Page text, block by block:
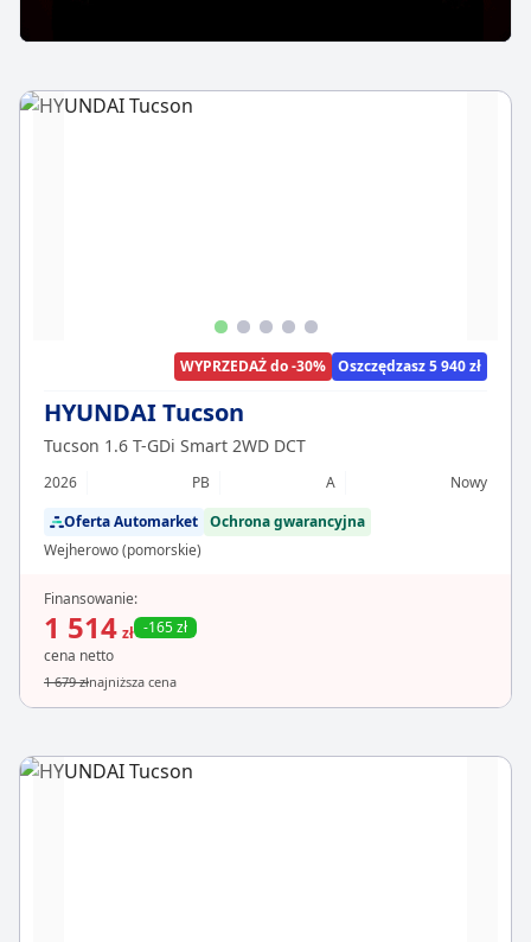
WYPRZEDAŻ do -30% Oszczędzasz 5 940 zł
HYUNDAI Tucson
Tucson 1.6 T-GDi Smart 2WD DCT
2026 PB A
Nowy
Oferta Automarket Ochrona gwarancyjna
Wejherowo (pomorskie)
Finansowanie:
1 514 zł -165 zł
cena netto
1 679 złnajniższa cena